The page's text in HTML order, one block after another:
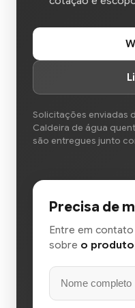
Solicitações enviadas
Caldeira de água
são entregues junto
Precisa de
Entre em
sobre o produto